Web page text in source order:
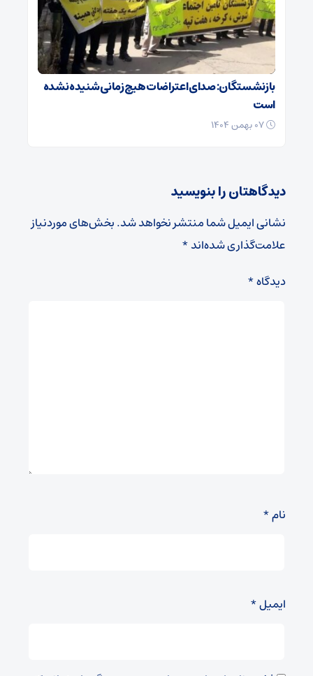
بازنشستگان: صدای اعتراضات هیچ زمانی شنیده نشده
است
دیدگاهتان را بنویسید
نشانی ایمیل شما منتشر نخواهد شد.بخش‌های موردنیاز
علامت‌گذاری شده‌اند*
دیدگاه*
نام*
ایمیل*